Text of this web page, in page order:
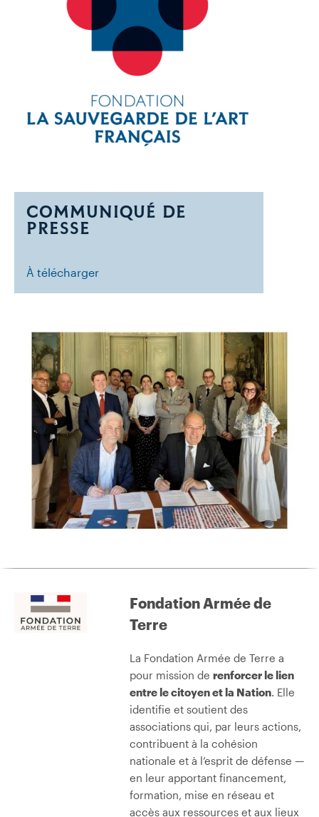
COMMUNIQUÉ DE
PRESSE
À télécharger
Fondation Armée de
Terre
La Fondation Armée de Terre a
pour mission de renforcer le lien
entre le citoyen et la Nation. Elle
identifie et soutient des
associations qui, par leurs actions,
contribuent à la cohésion
nationale et à l’esprit de défense —
en leur apportant financement,
formation, mise en réseau et
accès aux ressources et aux lieux